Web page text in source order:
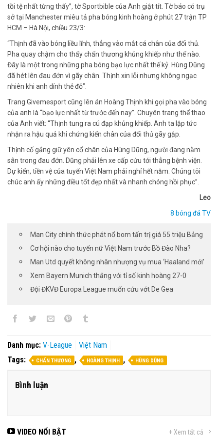
tồi tệ nhất từng thấy”, tờ Sportbible của Anh giật tít. Tờ báo có trụ
sở tại Manchester miêu tả pha bóng kinh hoàng ở phút 27 trận TP
HCM – Hà Nội, chiều 23/3:
“Thịnh đã vào bóng liều lĩnh, thẳng vào mắt cá chân của đối thủ.
Pha quay chậm cho thấy chấn thương khủng khiếp như thế nào.
Đây là một trong những pha bóng bạo lực nhất thế kỷ. Hùng Dũng
đã hét lên đau đớn vì gãy chân. Thịnh xin lỗi nhưng không ngạc
nhiên khi anh dính thẻ đỏ”.
Trang Givemesport cũng lên án Hoàng Thịnh khi gọi pha vào bóng
của anh là “bạo lực nhất từ trước đến nay”. Chuyên trang thể thao
của Anh viết: “Thịnh tung ra cú đạp khủng khiếp. Anh ta lập tức
nhận ra hậu quả khi chứng kiến chân của đối thủ gãy gập.
Thịnh cố gắng giữ yên cổ chân của Hùng Dũng, người đang nằm
sân trong đau đớn. Dũng phải lên xe cấp cứu tới thẳng bệnh viện.
Dự kiến, tiền vệ của tuyển Việt Nam phải nghỉ hết năm. Chúng tôi
chúc anh ấy những điều tốt đẹp nhất và nhanh chóng hồi phục”.
Leo
8 bóng đá TV
Man City chính thức phát nổ bom tấn trị giá 55 triệu Bảng
Cơ hội nào cho tuyển nữ Việt Nam trước Bồ Đào Nha?
Man Utd quyết không nhân nhượng vụ mua ‘Haaland mới’
Xem Bayern Munich thắng với tỉ số kinh hoàng 27-0
Đội ĐKVĐ Europa League muốn cứu vớt De Gea
Danh mục: V-League
Việt Nam
Tags:
CHẤN THƯƠNG , HOÀNG THỊNH , HÙNG DŨNG
Bình luận
VIDEO NỔI BẬT + Xem tất cả